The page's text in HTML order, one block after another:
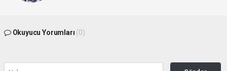
Okuyucu Yorumları (0)